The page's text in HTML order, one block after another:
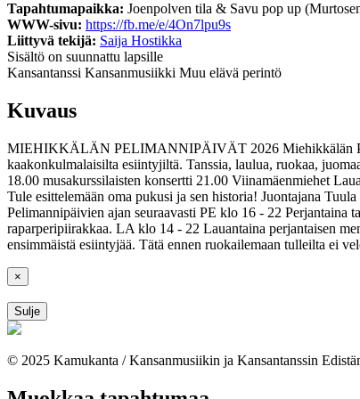
Tapahtumapaikka: Joenpolven tila & Savu pop up
WWW-sivu: https://fb.me/e/4On7lpu9s
Liittyvä tekijä: Saija Hostikka
Sisältö on suunnattu lapsille
Kansantanssi Kansanmusiikki Muu elävä perintö
Kuvaus
MIEHIKKÄLÄN PELIMANNIPÄIVÄT 2026 Miehikkälän
kaakonkulmalaisilta esiintyjiltä. Tanssia, laulua, ruokaa,
18.00 musakurssilaisten konsertti 21.00 Viinamäenmiehet
Tule esittelemään oma pukusi ja sen historia! Juontajana
Pelimannipäivien ajan seuraavasti PE klo 16 - 22 Perjantaina
raparperipiirakkaa. LA klo 14 - 22 Lauantaina perjantaisen
ensimmäistä esiintyjää. Tätä ennen ruokailemaan tulleilta ei
×
Sulje
© 2025 Kamukanta / Kansanmusiikin ja Kansantanssin